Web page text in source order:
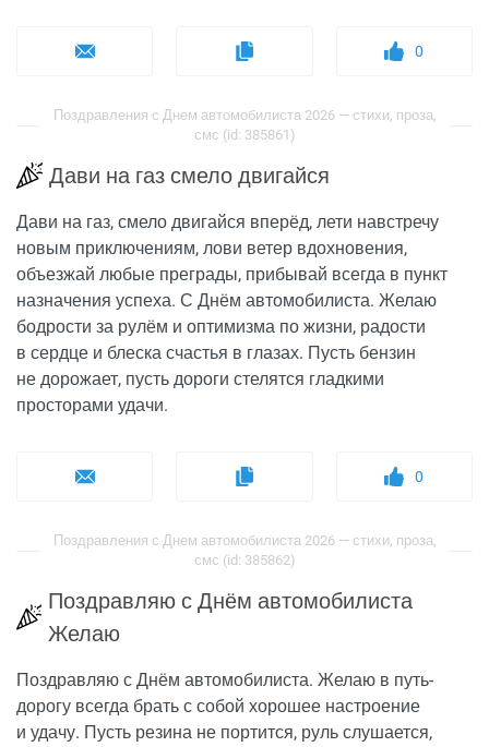
0
Поздравления с Днем автомобилиста 2026 — стихи, проза,
смс (id: 385861)
Дави на газ смело двигайся
Дави на газ, смело двигайся вперёд, лети навстречу
новым приключениям, лови ветер вдохновения,
объезжай любые преграды, прибывай всегда в пункт
назначения успеха. С Днём автомобилиста. Желаю
бодрости за рулём и оптимизма по жизни, радости
в сердце и блеска счастья в глазах. Пусть бензин
не дорожает, пусть дороги стелятся гладкими
просторами удачи.
0
Поздравления с Днем автомобилиста 2026 — стихи, проза,
смс (id: 385862)
Поздравляю с Днём автомобилиста
Желаю
Поздравляю с Днём автомобилиста. Желаю в путь-
дорогу всегда брать с собой хорошее настроение
и удачу. Пусть резина не портится, руль слушается,